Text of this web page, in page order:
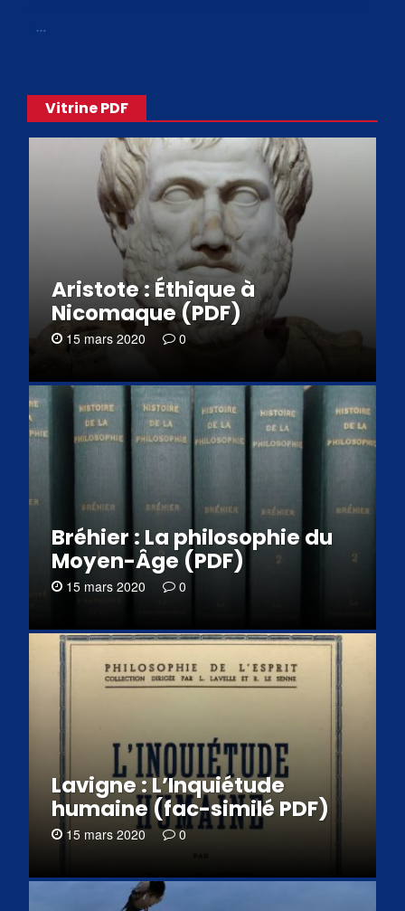
…
Vitrine PDF
Aristote : Éthique à
Nicomaque (PDF)
15 mars 2020 0
Bréhier : La philosophie du
Moyen-Âge (PDF)
15 mars 2020 0
Lavigne : L’Inquiétude
humaine (fac-similé PDF)
15 mars 2020 0